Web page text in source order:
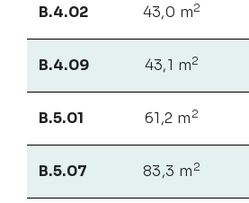
B.4.02 43,0 m2
B.4.09 43,1 m2
B.5.01 61,2 m 2
B.5.07 83,3 m 2